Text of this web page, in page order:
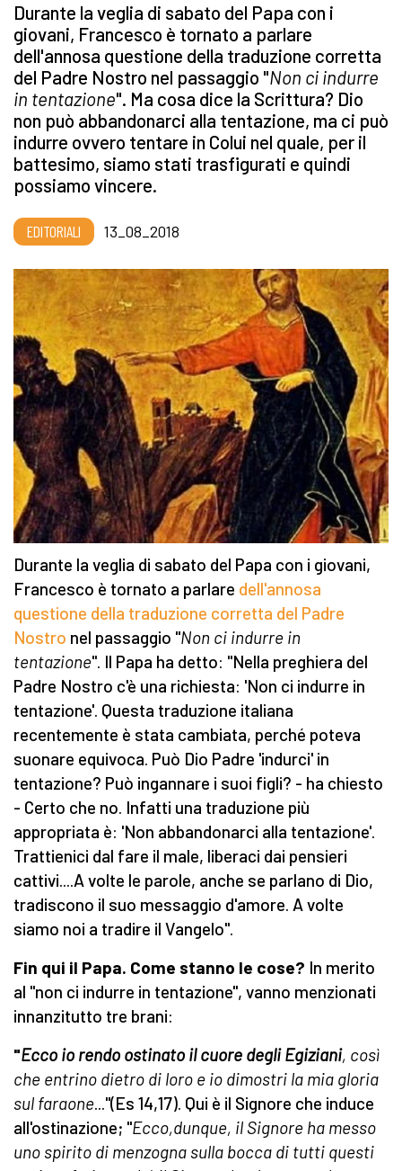
Durante la veglia di sabato del Papa con i
giovani, Francesco è tornato a parlare
dell'annosa questione della traduzione corretta
del Padre Nostro nel passaggio "Non ci indurre
in tentazione". Ma cosa dice la Scrittura? Dio
non può abbandonarci alla tentazione, ma ci può
indurre ovvero tentare in Colui nel quale, per il
battesimo, siamo stati trasfigurati e quindi
possiamo vincere.
EDITORIALI 13_08_2018
Durante la veglia di sabato del Papa con i giovani,
Francesco è tornato a parlare dell'annosa
questione della traduzione corretta del Padre
Nostro nel passaggio "Non ci indurre in
tentazione". Il Papa ha detto: "Nella preghiera del
Padre Nostro c'è una richiesta: 'Non ci indurre in
tentazione'. Questa traduzione italiana
recentemente è stata cambiata, perché poteva
suonare equivoca. Può Dio Padre 'indurci' in
tentazione? Può ingannare i suoi figli? - ha chiesto
- Certo che no. Infatti una traduzione più
appropriata è: 'Non abbandonarci alla tentazione'.
Trattienici dal fare il male, liberaci dai pensieri
cattivi....A volte le parole, anche se parlano di Dio,
tradiscono il suo messaggio d'amore. A volte
siamo noi a tradire il Vangelo".
Fin qui il Papa. Come stanno le cose? In merito
al "non ci indurre in tentazione", vanno menzionati
innanzitutto tre brani:
"Ecco io rendo ostinato il cuore degli Egiziani, così
che entrino dietro di loro e io dimostri la mia gloria
sul faraone..."(Es 14,17). Qui è il Signore che induce
all'ostinazione; "Ecco,dunque, il Signore ha messo
uno spirito di menzogna sulla bocca di tutti questi